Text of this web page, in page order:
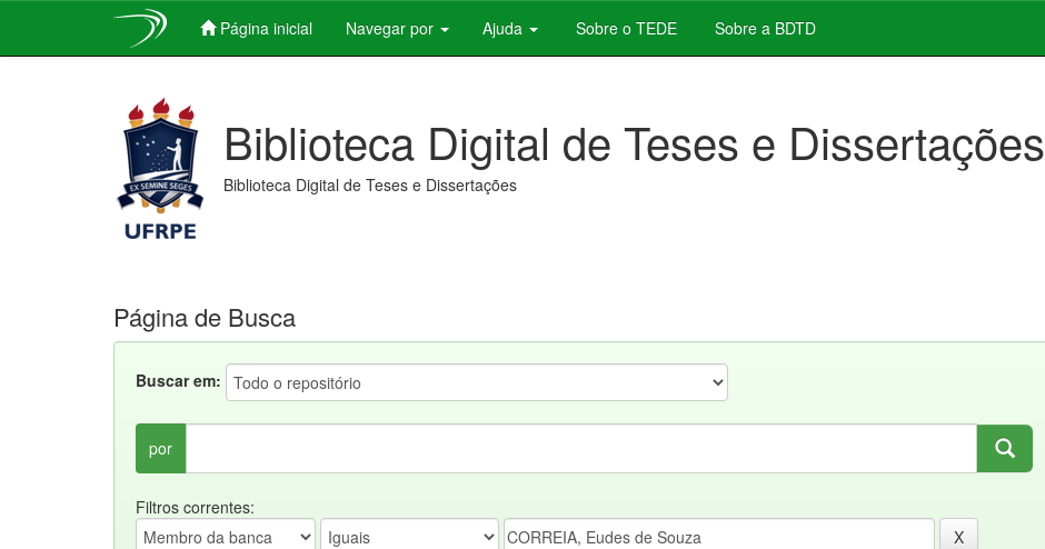
Página inicial Navegar por Ajuda Sobre o TEDE Sobre a BDTD
Biblioteca Digital de Teses e Dissertações
Biblioteca Digital de Teses e Dissertações
Página de Busca
Buscar em:
por
Filtros correntes: